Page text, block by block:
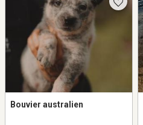
Bouvier australien